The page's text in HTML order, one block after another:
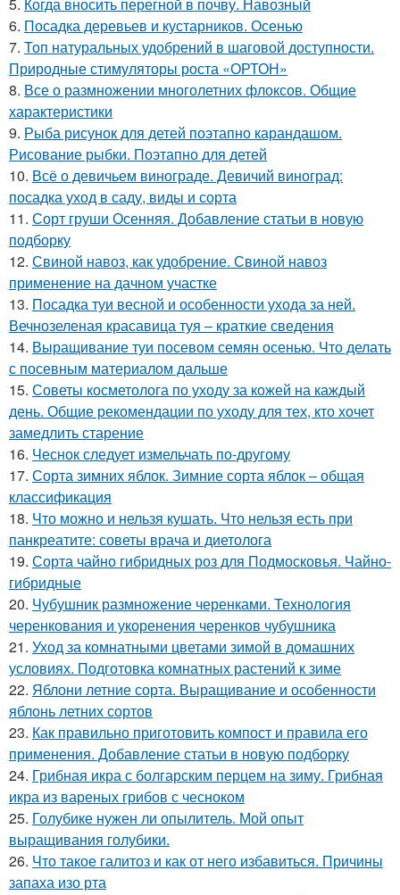
6. Посадка деревьев и кустарников. Осенью
7. Топ натуральных удобрений в шаговой доступности.
Природные стимуляторы роста «ОРТОН»
8. Все о размножении многолетних флоксов. Общие
характеристики
9. Рыба рисунок для детей поэтапно карандашом.
Рисование рыбки. Поэтапно для детей
10. Всё о девичьем винограде. Девичий виноград:
посадка уход в саду, виды и сорта
11. Сорт груши Осенняя. Добавление статьи в новую
подборку
12. Свиной навоз, как удобрение. Свиной навоз
применение на дачном участке
13. Посадка туи весной и особенности ухода за ней.
Вечнозеленая красавица туя – краткие сведения
14. Выращивание туи посевом семян осенью. Что делать
с посевным материалом дальше
15. Советы косметолога по уходу за кожей на каждый
день. Общие рекомендации по уходу для тех, кто хочет
замедлить старение
16. Чеснок следует измельчать по-другому
17. Сорта зимних яблок. Зимние сорта яблок – общая
классификация
18. Что можно и нельзя кушать. Что нельзя есть при
панкреатите: советы врача и диетолога
19. Сорта чайно гибридных роз для Подмосковья. Чайно-
гибридные
20. Чубушник размножение черенками. Технология
черенкования и укоренения черенков чубушника
21. Уход за комнатными цветами зимой в домашних
условиях. Подготовка комнатных растений к зиме
22. Яблони летние сорта. Выращивание и особенности
яблонь летних сортов
23. Как правильно приготовить компост и правила его
применения. Добавление статьи в новую подборку
24. Грибная икра с болгарским перцем на зиму. Грибная
икра из вареных грибов с чесноком
25. Голубике нужен ли опылитель. Мой опыт
выращивания голубики.
26. Что такое галитоз и как от него избавиться. Причины
запаха изо рта